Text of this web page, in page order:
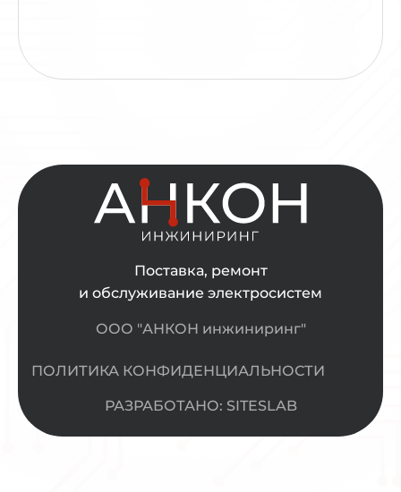
Поставка, ремонт
и обслуживание электросистем
ООО "АНКОН инжиниринг"
ПОЛИТИКА КОНФИДЕНЦИАЛЬНОСТИ
РАЗРАБОТАНО: SITESLAB